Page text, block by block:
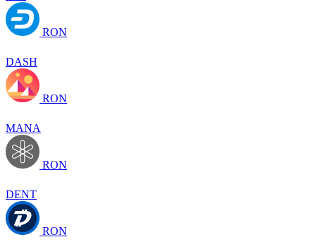
RON
DASH
RON
MANA
RON
DENT
RON